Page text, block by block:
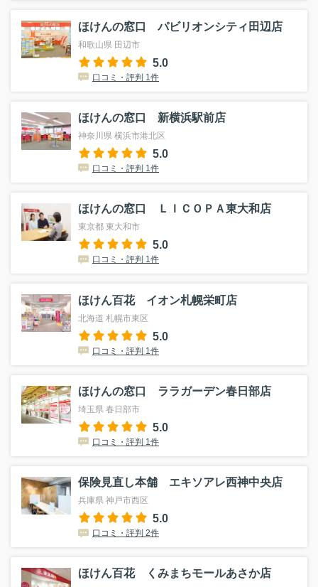
ほけんの窓口 パビリオンシティ田辺店
和歌山県 田辺市
5.0
口コミ・評判 1件
ほけんの窓口 新横浜駅前店
神奈川県 横浜市港北区
5.0
口コミ・評判 1件
ほけんの窓口 ＬＩＣＯＰＡ東大和店
東京都 東大和市
5.0
口コミ・評判 1件
ほけん百花 イオン札幌栄町店
北海道 札幌市東区
5.0
口コミ・評判 1件
ほけんの窓口 ララガーデン春日部店
埼玉県 春日部市
5.0
口コミ・評判 1件
保険見直し本舗 エキソアレ西神中央店
兵庫県 神戸市西区
5.0
口コミ・評判 2件
ほけん百花 くみまちモールあさか店